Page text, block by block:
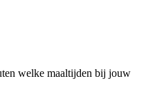
welke maaltijden bij jouw